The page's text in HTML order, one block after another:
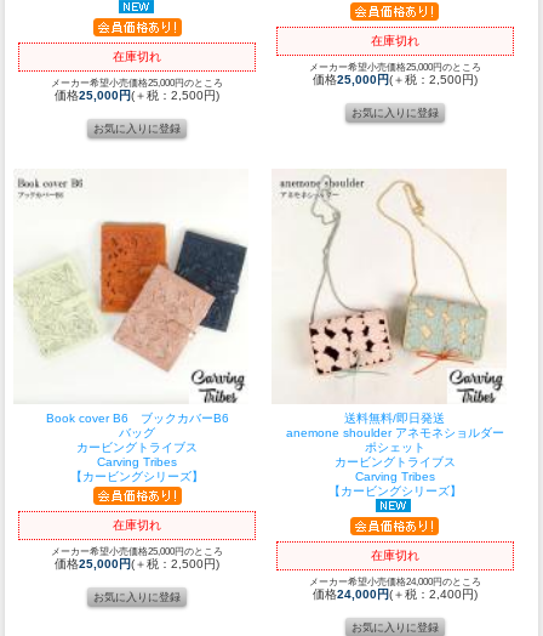
在庫切れ
メーカー希望小売価格25,000円のところ
価格25,000円(＋税：2,500円)
在庫切れ
メーカー希望小売価格25,000円のところ
価格25,000円(＋税：2,500円)
Book cover B6 ブックカバーB6
バッグ
カービングトライブス
Carving Tribes
【カービングシリーズ】
在庫切れ
メーカー希望小売価格25,000円のところ
価格25,000円(＋税：2,500円)
送料無料/即日発送
anemone shoulder アネモネショルダー
ポシェット
カービングトライブス
Carving Tribes
【カービングシリーズ】
在庫切れ
メーカー希望小売価格24,000円のところ
価格24,000円(＋税：2,400円)